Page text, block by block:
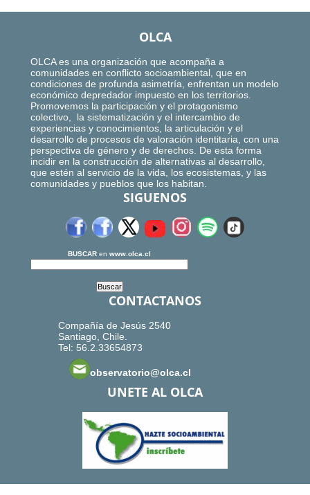
OLCA
OLCA es una organización que acompaña a
comunidades en conflicto socioambiental, que en
condiciones de profunda asimetría, enfrentan un modelo
económico depredador impuesto en los territorios.
Promovemos la participación y el protagonismo
colectivo, la sistematización y el intercambio de
experiencias y conocimientos, la articulación y el
desarrollo de procesos de valoración identitaria, con una
perspectiva de género y de derechos. De esta forma
incidir en la construcción de alternativas al desarrollo,
que estén al servicio de la vida, los ecosistemas, y las
comunidades y pueblos que los habitan.
SIGUENOS
BUSCAR en www.olca.cl
CONTACTANOS
Compañía de Jesús 2540
Santiago, Chile.
Tel: 56.2.33654873
observatorio@olca.cl
UNETE AL OLCA